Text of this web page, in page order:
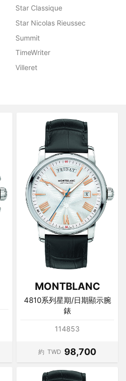
Star Classique
Star Nicolas Rieussec
Summit
TimeWriter
Villeret
MONTBLANC
4810系列星期/日期顯示腕
錶
114853
約 TWD 98,700